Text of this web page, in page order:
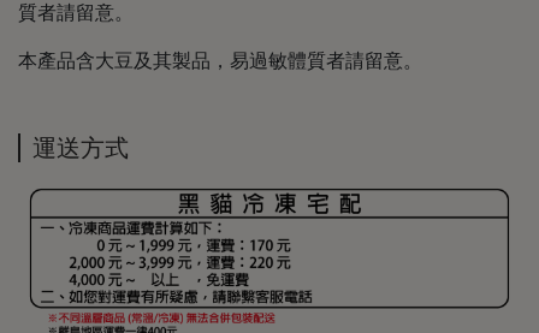
質者請留意。
本產品含大豆及其製品，易過敏體質者請留意。
運送方式